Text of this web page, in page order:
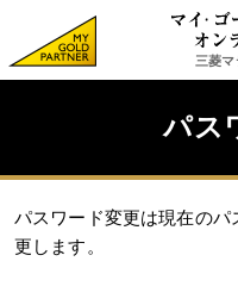
三菱
パス
パスワード変更は現在の
更します。